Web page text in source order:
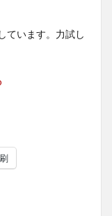
ています。力試し